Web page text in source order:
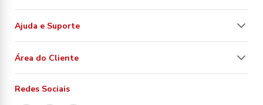
Ajuda e Suporte
Área do Cliente
Redes Sociais